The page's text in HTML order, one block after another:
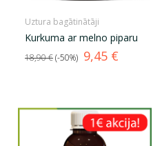
Uztura bagātinātāji
Kurkuma ar melno piparu
Standarta
cena
18,90 € -50% Cena
9,45 €